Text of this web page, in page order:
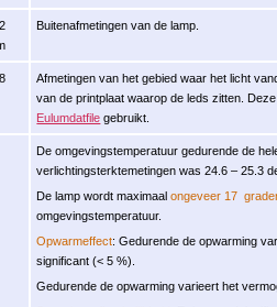
Buitenafmetingen van de lamp.
Afmetingen van het gebied waar het licht
van de printplaat waarop de leds zitten.
Eulumdatfile gebruikt.
De omgevingstemperatuur gedurende de
verlichtingsterktemetingen was 24.6 – 25.3
De lamp wordt maximaalongeveer 17
omgevingstemperatuur.
Opwarmeffect: Gedurende de opwarming
significant (< 5 %).
Gedurende de opwarming varieert het